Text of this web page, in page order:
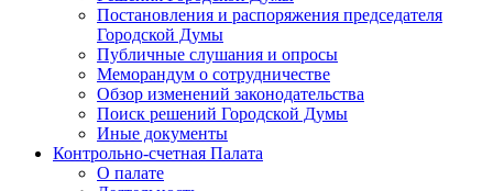
Постановления и распоряжения председателя
Городской Думы
Публичные слушания и опросы
Меморандум о сотрудничестве
Обзор изменений законодательства
Поиск решений Городской Думы
Иные документы
Контрольно-счетная Палата
О палате